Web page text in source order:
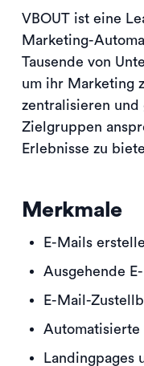
VBOUT ist eine
Marketing-
Tausende von
um ihr Marketing
zentralisieren
Zielgruppen
Erlebnisse zu
Merkmale
E-Mails
Ausgehende
E-Mail-
Landingpages